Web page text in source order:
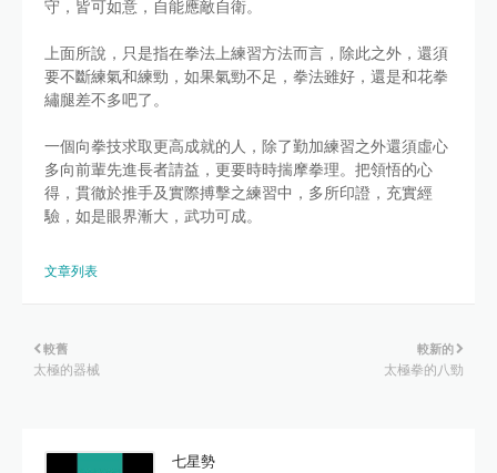
守，皆可如意，自能應敵自衛。
上面所說，只是指在拳法上練習方法而言，除此之外，還須
要不斷練氣和練勁，如果氣勁不足，拳法雖好，還是和花拳
繡腿差不多吧了。
一個向拳技求取更高成就的人，除了勤加練習之外還須虛心
多向前輩先進長者請益，更要時時揣摩拳理。把領悟的心
得，貫徹於推手及實際搏擊之練習中，多所印證，充實經
驗，如是眼界漸大，武功可成。
文章列表
較新的
太極拳的八勁
較舊
太極的器械
七星勢